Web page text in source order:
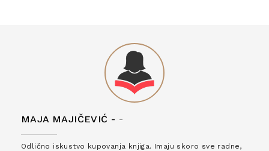
MAJA MAJIČEVIĆ - -
Odlično iskustvo kupovanja knjiga. Imaju skoro sve radne,